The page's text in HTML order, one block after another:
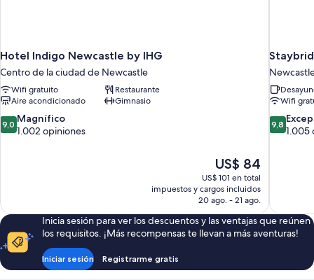
Hotel Indigo Newcastle by IHG
Centro de la ciudad de Newcastle
Wifi gratuito
Restaurante
Aire acondicionado
Gimnasio
9.0
de
9,0 Magnífico
1.002 opiniones
El
precio
actual
es
de
US$ 84
US$ 84
US$ 101 en total
impuestos y cargos incluidos
20 ago. - 21 ago.
Wifi
9.8
de
9,8
1.005
Inicia sesión para ver los descuentos y las ventajas que reúnen
los requisitos. ¡Más recompensas te llevan a más aventuras!
Iniciar sesión Registrarme gratis